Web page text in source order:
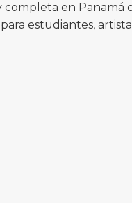
completa en
para estudiantes,